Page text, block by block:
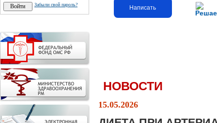
Забыли свой пароль? Написать
НОВОСТИ
15.05.2026